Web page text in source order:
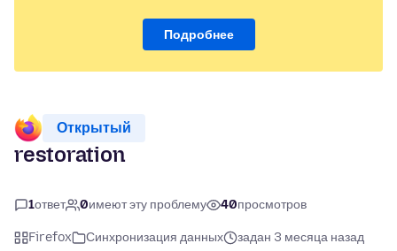
Подробнее
Открытый
restoration
1ответ 0имеют эту проблему 40просмотров
Firefox Синхронизация данных
задан 3 месяца назад